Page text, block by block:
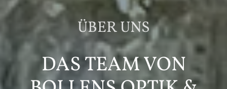
ÜBER UNS
DAS TEAM VON